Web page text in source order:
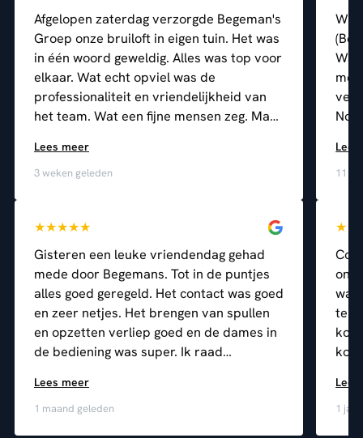
Afgelopen zaterdag verzorgde Begeman's
Groep onze bruiloft in eigen tuin. Het was
in één woord geweldig. Alles was top voor
elkaar. Wat echt opviel was de
professionaliteit en vriendelijkheid van
het team. Wat een fijne mensen zeg. Marc
aanspreekpunt geweest en dat hebben
wij als enorm prettig ervaren. Dank
Lees meer
3 weken geleden
★★★★★
Gisteren een leuke vriendendag gehad
mede door Begemans. Tot in de puntjes
alles goed geregeld. Het contact was goed
en zeer netjes. Het brengen van spullen
en opzetten verliep goed en de dames in
de bediening was super. Ik raad
feestje kunnen geven in je eigen tuin.
Marc, nogmaals bedankt.
Lees meer
1 maand geleden
Wij
Wat
11
★★
was
te
kon
1